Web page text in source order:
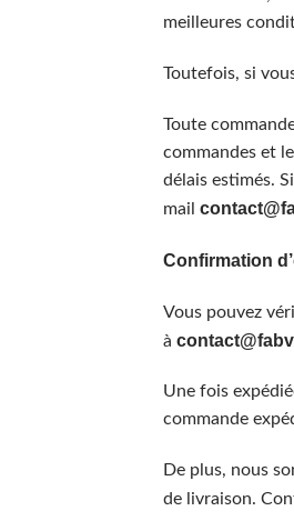
meilleures
Toutefois, si
Toute
commandes et
délais estimés.
mail
Confirmation
Vous pouvez
à
Une fois
commande
De plus, nous
de livraison.